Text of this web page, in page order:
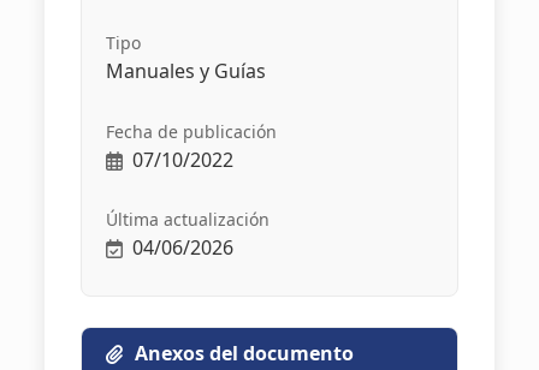
Tipo
Manuales y Guías
Fecha de publicación
07/10/2022
Última actualización
04/06/2026
Anexos del documento